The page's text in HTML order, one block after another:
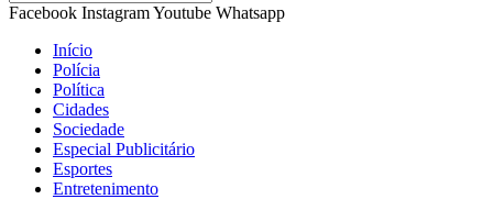
Facebook InstagramYoutube Whatsapp
Início
Polícia
Política
Cidades
Sociedade
Especial Publicitário
Esportes
Entretenimento